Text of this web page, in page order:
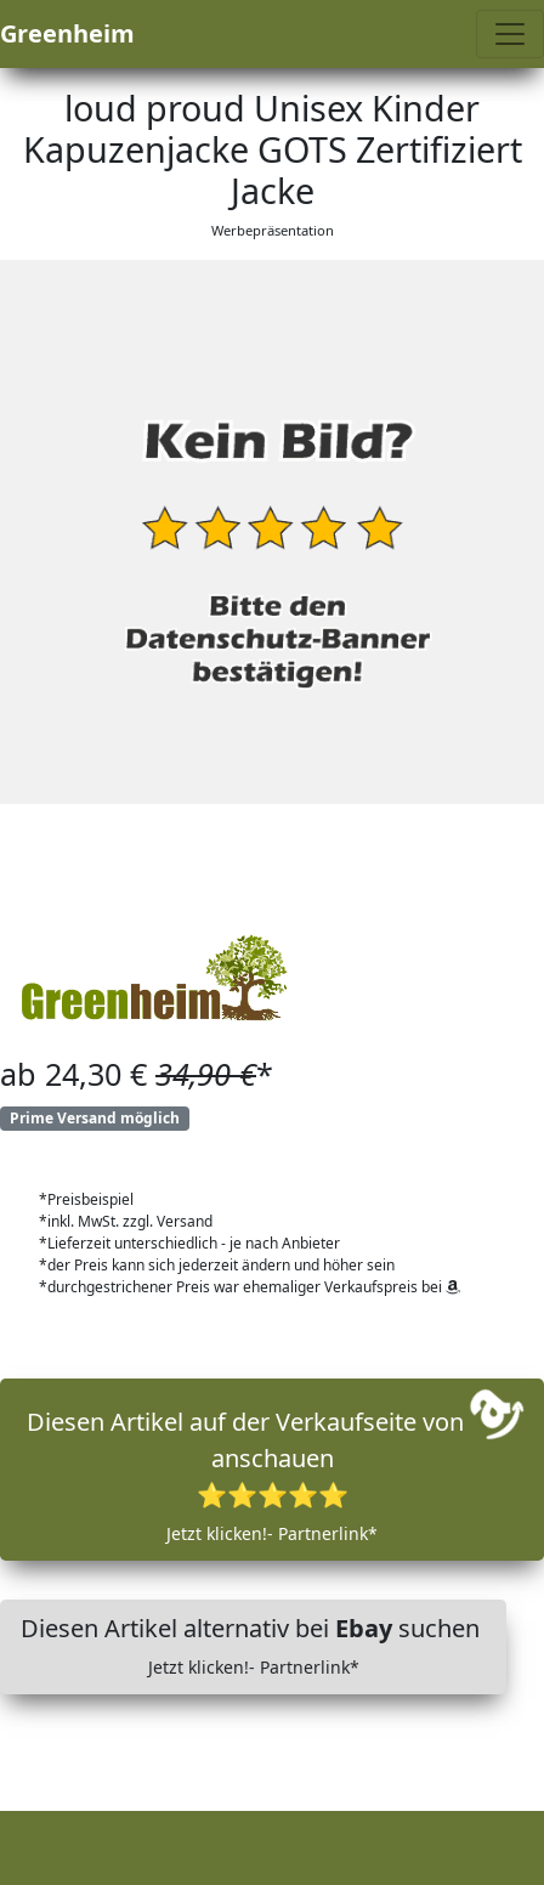
Greenheim
loud proud Unisex Kinder
Kapuzenjacke GOTS Zertifiziert
Jacke
Werbepräsentation
ab 24,30 € 34,90 €*
Prime Versand möglich
*Preisbeispiel
*inkl. MwSt. zzgl. Versand
*Lieferzeit unterschiedlich - je nach Anbieter
*der Preis kann sich jederzeit ändern und höher sein
*durchgestrichener Preis war ehemaliger Verkaufspreis bei
Diesen Artikel auf der Verkaufseite von
anschauen
⭐⭐⭐⭐⭐
Jetzt klicken!- Partnerlink*
Diesen Artikel alternativ bei Ebaysuchen
Jetzt klicken!- Partnerlink*